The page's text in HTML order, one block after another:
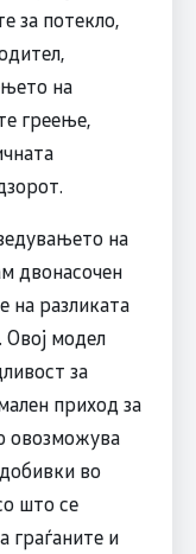
за потекло,
на
греење,
на
двонасочен
на разликата
модел
за
приход за
овозможува
во
што се
граѓаните и